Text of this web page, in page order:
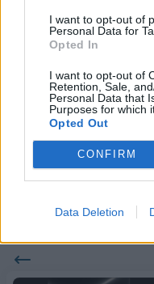
I want to opt-out of
Personal Data for
Opted In
I want to opt-out of
Retention, Sale,
Personal Data that
Purposes for which
Opted Out
CONFIRM
Data Deletion
Alpha Bank: Για πρώτη φορά
ESG Report 2025: Πώς η ΑΒ
βιωσιμότητα σε καθημερινή